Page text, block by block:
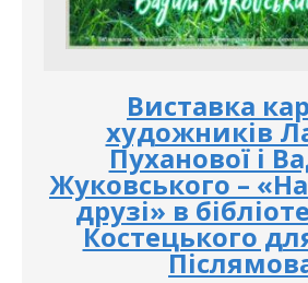
Виставка
художників
Пуханової і
Жуковського –
друзі» в
Костецького